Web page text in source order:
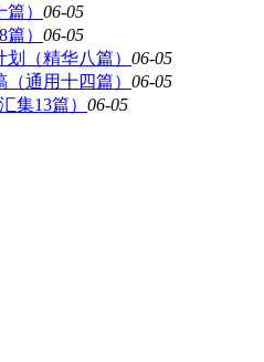
） 06-05
） 06-05
（精华八篇） 06-05
通用十四篇） 06-05
集13篇） 06-05